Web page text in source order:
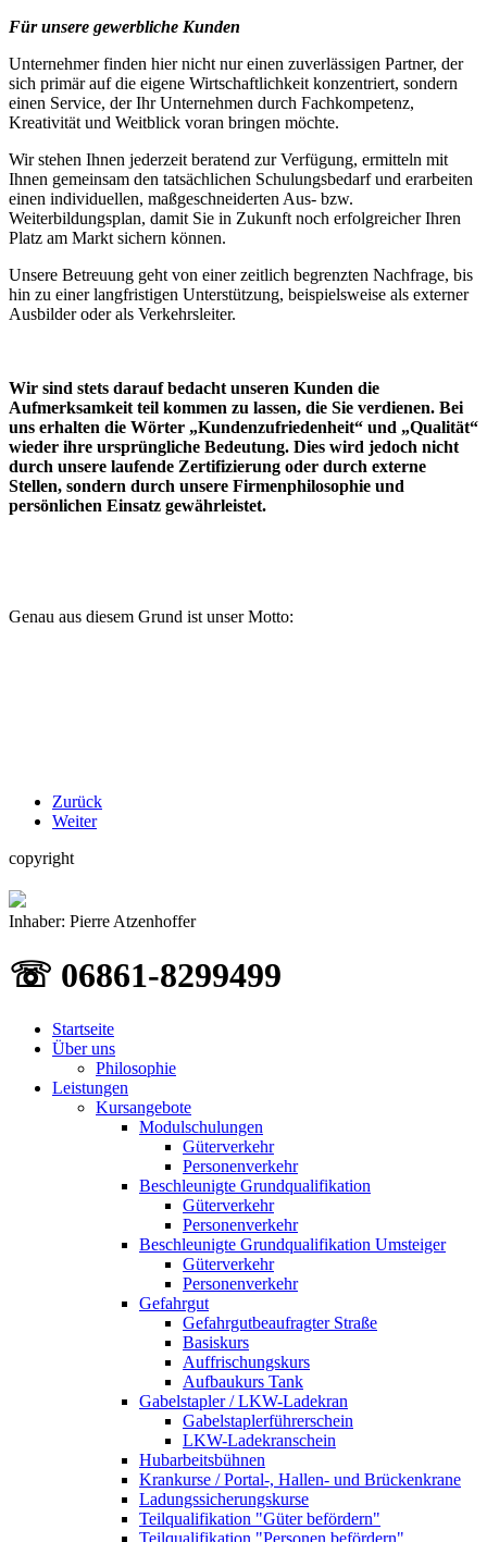
Für unsere gewerbliche Kunden
Unternehmer finden hier nicht nur einen zuverlässigen Partner, der
sich primär auf die eigene Wirtschaftlichkeit konzentriert, sondern
einen Service, der Ihr Unternehmen durch Fachkompetenz,
Kreativität und Weitblick voran bringen möchte.
Wir stehen Ihnen jederzeit beratend zur Verfügung, ermitteln mit
Ihnen gemeinsam den tatsächlichen Schulungsbedarf und erarbeiten
einen individuellen, maßgeschneiderten Aus- bzw.
Weiterbildungsplan, damit Sie in Zukunft noch erfolgreicher Ihren
Platz am Markt sichern können.
Unsere Betreuung geht von einer zeitlich begrenzten Nachfrage, bis
hin zu einer langfristigen Unterstützung, beispielsweise als externer
Ausbilder oder als Verkehrsleiter.
Wir sind stets darauf bedacht unseren Kunden die
Aufmerksamkeit teil kommen zu lassen, die Sie verdienen. Bei
uns erhalten die Wörter „Kundenzufriedenheit“ und „Qualität“
wieder ihre ursprüngliche Bedeutung. Dies wird jedoch nicht
durch unsere laufende Zertifizierung oder durch externe
Stellen, sondern durch unsere Firmenphilosophie und
persönlichen Einsatz gewährleistet.
Genau aus diesem Grund ist unser Motto:
Zurück
Weiter
copyright
Inhaber: Pierre Atzenhoffer
☏ 06861-8299499
Startseite
Über uns
Philosophie
Leistungen
Kursangebote
Modulschulungen
Güterverkehr
Personenverkehr
Beschleunigte Grundqualifikation
Güterverkehr
Personenverkehr
Beschleunigte Grundqualifikation Umsteiger
Güterverkehr
Personenverkehr
Gefahrgut
Gefahrgutbeaufragter Straße
Basiskurs
Auffrischungskurs
Aufbaukurs Tank
Gabelstapler / LKW-Ladekran
Gabelstaplerführerschein
LKW-Ladekranschein
Hubarbeitsbühnen
Krankurse / Portal-, Hallen- und Brückenkrane
Ladungssicherungskurse
Teilqualifikation "Güter befördern"
Teilqualifikation "Personen befördern"